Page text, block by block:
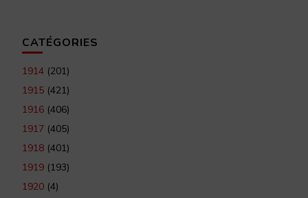
CATÉGORIES
1914 (201)
1915 (421)
1916 (406)
1917 (405)
1918 (401)
1919 (193)
1920 (4)